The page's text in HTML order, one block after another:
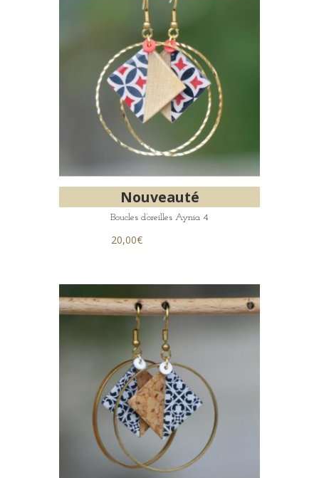
Nouveauté
Boucles d’oreilles Aynia 4
20,00€